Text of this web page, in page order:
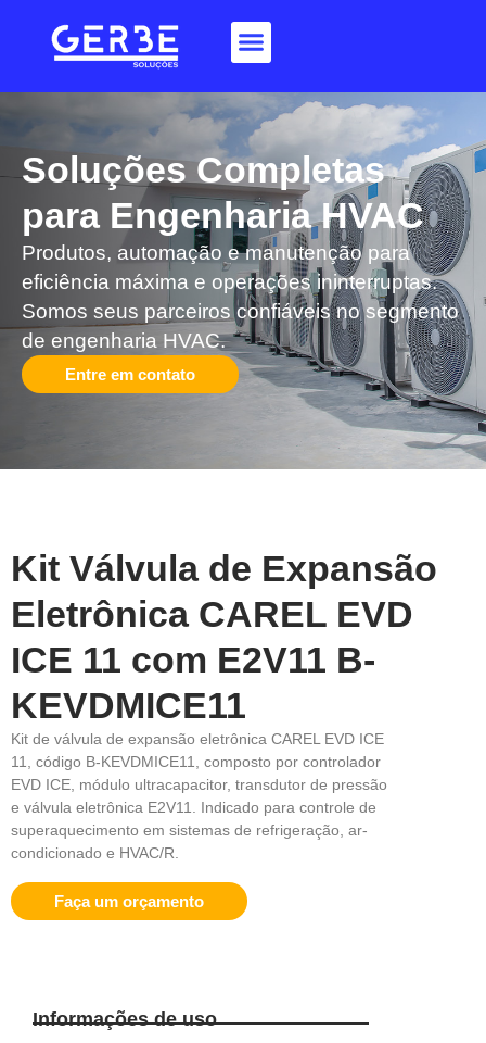
Soluções Completas
para Engenharia HVAC​
Produtos, automação e manutenção para
eficiência máxima e operações ininterruptas.
Somos seus parceiros confiáveis no segmento
de engenharia HVAC.
Entre em contato
Kit Válvula de Expansão
Eletrônica CAREL EVD
ICE 11 com E2V11 B-
KEVDMICE11
Kit de válvula de expansão eletrônica CAREL EVD ICE
11, código B-KEVDMICE11, composto por controlador
EVD ICE, módulo ultracapacitor, transdutor de pressão
e válvula eletrônica E2V11. Indicado para controle de
superaquecimento em sistemas de refrigeração, ar-
condicionado e HVAC/R.
Faça um orçamento
Informações de uso